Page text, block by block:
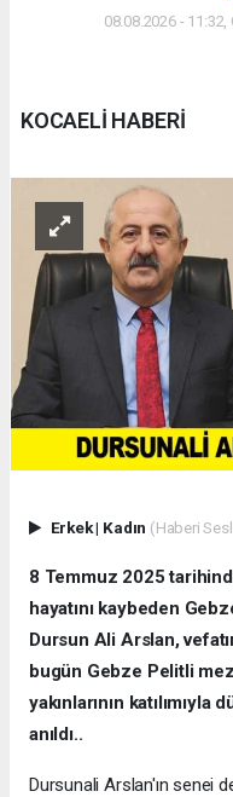
08.08.2026 -
KOCAELİ HABERİ
Erkek| Kadın (Haberi
8 Temmuz 2025
hayatını kaybeden
Dursun Ali Arslan,
bugün Gebze Pelitli
yakınlarının
anıldı..
Dursunali Arslan'ın senei